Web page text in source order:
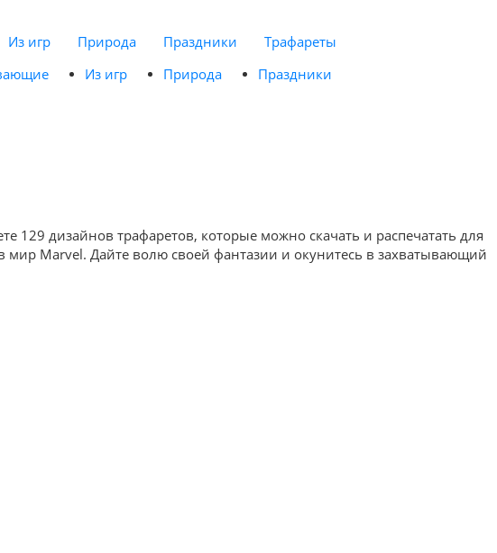
Из игр Природа Праздники
Трафареты
Из игр Природа
Праздники
129 дизайнов трафаретов, которые можно скачать и распечатать для
мир Marvel. Дайте волю своей фантазии и окунитесь в захватывающий